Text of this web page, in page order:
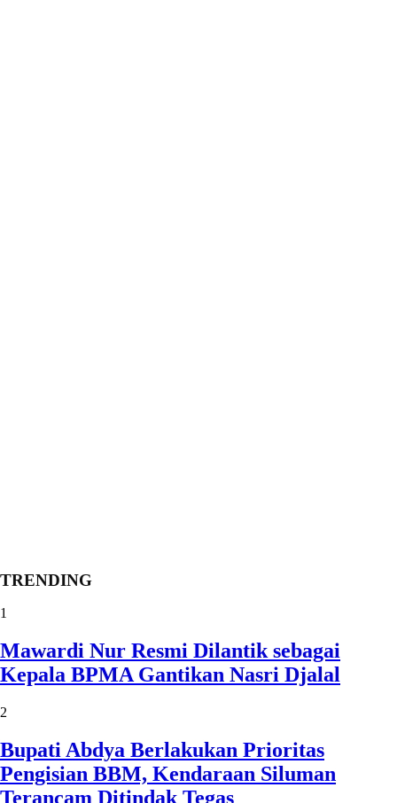
TRENDING
1
Mawardi Nur Resmi Dilantik sebagai
Kepala BPMA Gantikan Nasri Djalal
2
Bupati Abdya Berlakukan Prioritas
Pengisian BBM, Kendaraan Siluman
Terancam Ditindak Tegas